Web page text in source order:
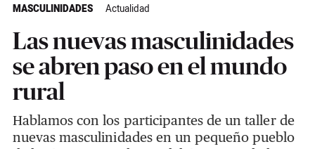
MASCULINIDADES Actualidad
Las nuevas masculinidades
se abren paso en el mundo
rural
Hablamos con los participantes de un taller de
nuevas masculinidades en un pequeño pueblo